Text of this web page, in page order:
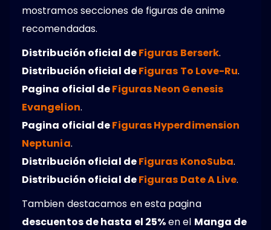
mostramos secciones de figuras de anime
recomendadas.
Distribución oficial deFiguras Berserk.
Distribución oficial deFiguras To Love-Ru.
Pagina oficial deFiguras Neon Genesis
Evangelion.
Pagina oficial deFiguras Hyperdimension
Neptunia.
Distribución oficial deFiguras KonoSuba.
Distribución oficial deFiguras Date A Live.
Tambien destacamos en esta pagina
descuentos de hasta el 25%en el Manga de